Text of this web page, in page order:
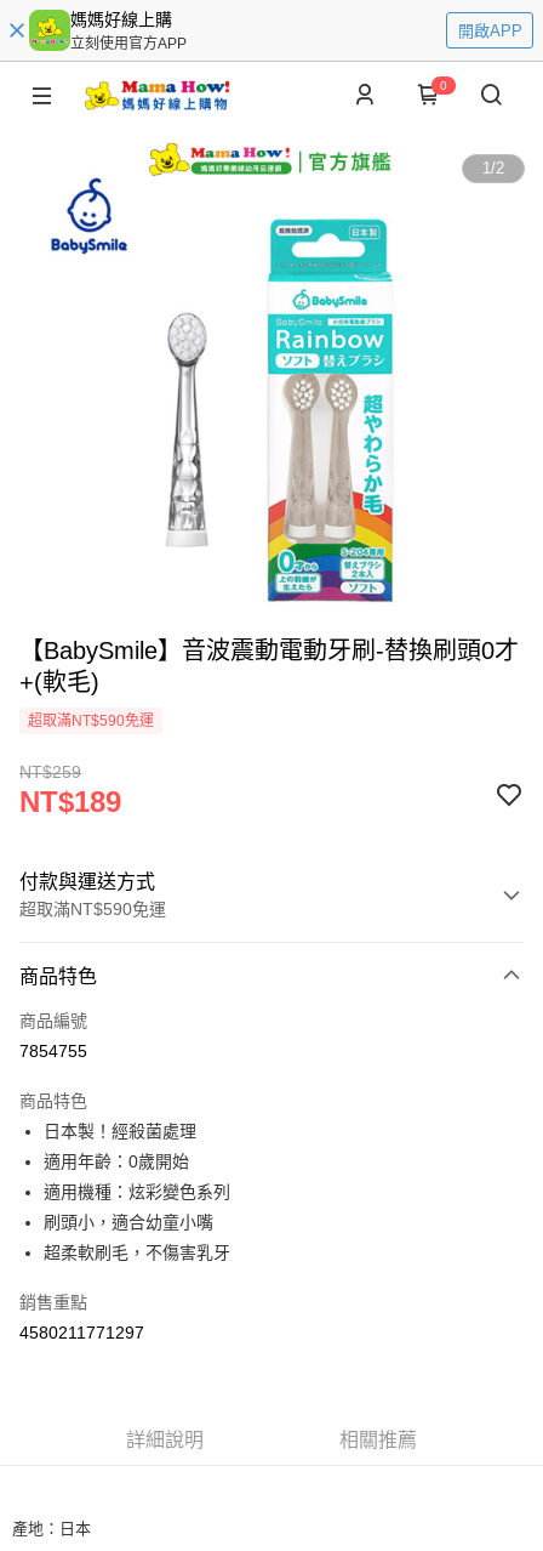
媽媽好線上購
立刻使用官方APP
開啟APP
0
1/2
【BabySmile】音波震動電動牙刷-替換刷頭0才
+(軟毛)
超取滿NT$590免運
NT$259
NT$189
付款與運送方式
超取滿NT$590免運
信用卡一次付款
超商取貨付款
Apple Pay
街口支付
悠遊付
Google Pay
AFTEE先享後付
相關說明
１．簡單：不需註冊會員、不需綁卡、不需儲值。
２．便利：只要手機號碼，簡訊認證，即可結帳。
１．於結帳方式選擇「AFTEE先享後付」後，將跳轉至「AFTEE先享後付」
商品特色
商品編號
7854755
商品特色
日本製！經殺菌處理
適用年齡：0歲開始
適用機種：炫彩變色系列
刷頭小，適合幼童小嘴
超柔軟刷毛，不傷害乳牙
銷售重點
4580211771297
詳細說明 相關推薦
產地：日本